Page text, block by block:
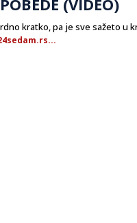
kratko, pa je sve sažeto u